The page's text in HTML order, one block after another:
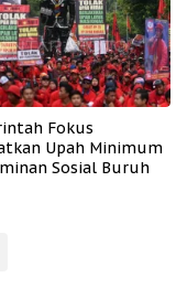
Fokus
Upah Minimum
Sosial Buruh